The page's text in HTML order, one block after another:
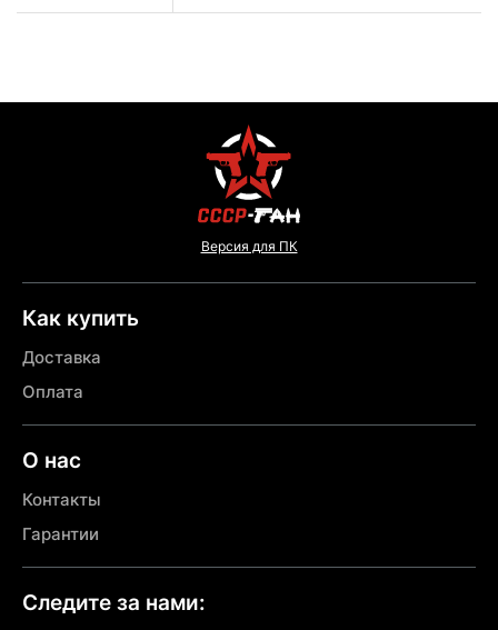
Версия для ПК
Как купить
Доставка
Оплата
О нас
Контакты
Гарантии
Следите за нами: